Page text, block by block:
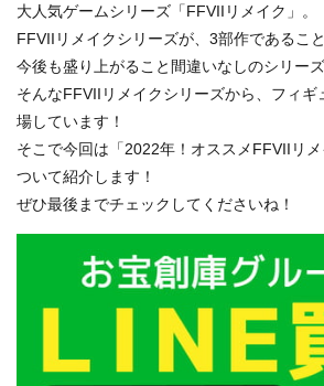
大人気ゲームシリーズ「FFVIIリメイク」。
FFVIIリメイクシリーズが、3部作であるこ
今後も盛り上がること間違いなしのシリーズ
そんなFFVIIリメイクシリーズから、フィギ
場しています！
そこで今回は「2022年！オススメFFVIIリ
ついて紹介します！
ぜひ最後までチェックしてくださいね！